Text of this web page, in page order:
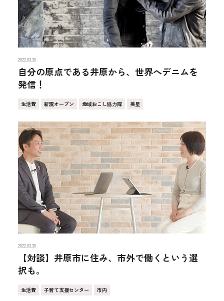
2022.03.30
自分の原点である井原から、世界へデニムを
発信！
生活費 新規オープン 地域おこし協力隊 美星
2022.03.30
【対談】井原市に住み、市外で働くという選
択も。
生活費 子育て支援センター 市内